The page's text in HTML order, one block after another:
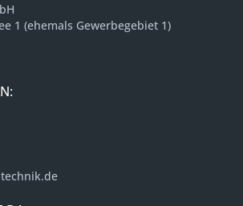
1 (ehemals Gewerbegebiet 1)